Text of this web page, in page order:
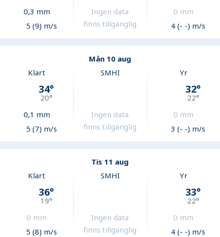
0,3 mm
5 (9) m/s
Ingen data
finns tillgänglig
0 mm
4 (- -) m/s
Mån 10 aug
Klart
34°
20°
0,1 mm
5 (7) m/s
SMHI
Ingen data
finns tillgänglig
Yr
32°
22°
0 mm
3 (- -) m/s
Tis 11 aug
Klart
36°
19°
0 mm
5 (8) m/s
SMHI
Ingen data
finns tillgänglig
Yr
33°
22°
0 mm
4 (- -) m/s